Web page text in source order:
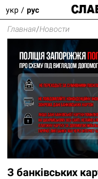
укр рус
Главная/Новости
З банківських